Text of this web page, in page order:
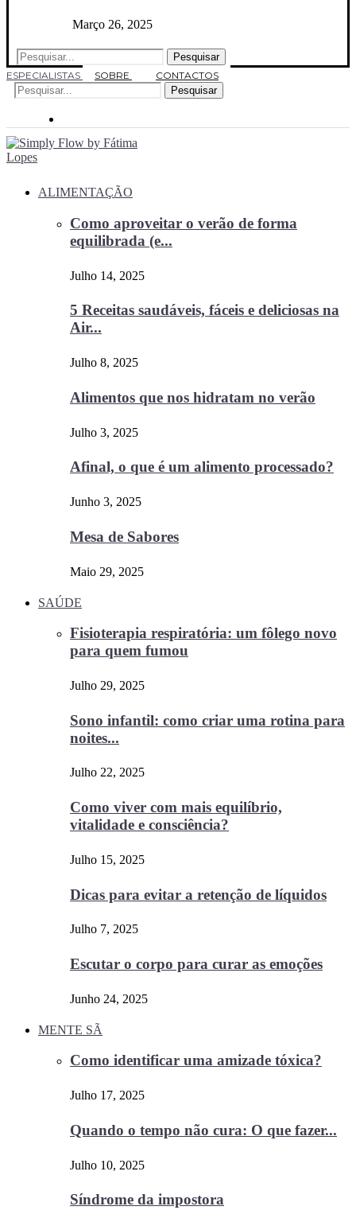
Março 26, 2025
Pesquisar
ESPECIALISTAS
SOBRE
CONTACTOS
Pesquisar
ALIMENTAÇÃO
Como aproveitar o verão de forma
equilibrada (e...
Julho 14, 2025
5 Receitas saudáveis, fáceis e deliciosas na
Air...
Julho 8, 2025
Alimentos que nos hidratam no verão
Julho 3, 2025
Afinal, o que é um alimento processado?
Junho 3, 2025
Mesa de Sabores
Maio 29, 2025
SAÚDE
Fisioterapia respiratória: um fôlego novo
para quem fumou
Julho 29, 2025
Sono infantil: como criar uma rotina para
noites...
Julho 22, 2025
Como viver com mais equilíbrio,
vitalidade e consciência?
Julho 15, 2025
Dicas para evitar a retenção de líquidos
Julho 7, 2025
Escutar o corpo para curar as emoções
Junho 24, 2025
MENTE SÃ
Como identificar uma amizade tóxica?
Julho 17, 2025
Quando o tempo não cura: O que fazer...
Julho 10, 2025
Síndrome da impostora